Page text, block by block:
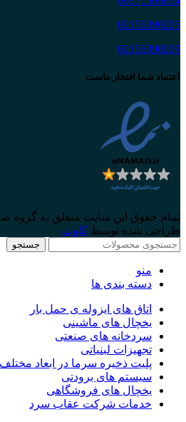
02156390205
02156390209
اعتماد شما افتخار ماست
تمام حقوق این سایت متعلق به گروه
طراحی شده توسط کاوت
جستجو
منو
دسته بندی ها
اتاق های ایزوله ی حمل بار
یخچال های ماشینی
سردخانه های صنعتی
تجهیزات لبنیاتی
پلیت ذخیره سرما در ابعاد مختلف
سیستم های برودتی
یخچال های فروشگاهی
خدمات شرکت عقاب سرد